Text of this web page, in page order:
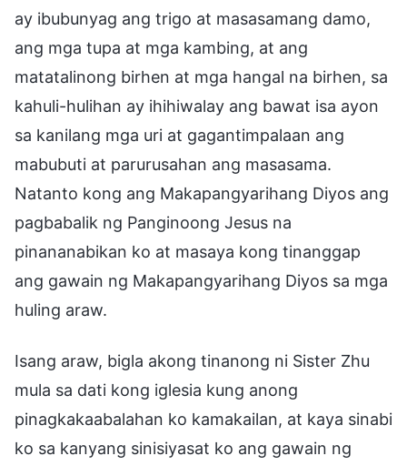
ay ibubunyag ang trigo at masasamang damo,
ang mga tupa at mga kambing, at ang
matatalinong birhen at mga hangal na birhen, sa
kahuli-hulihan ay ihihiwalay ang bawat isa ayon
sa kanilang mga uri at gagantimpalaan ang
mabubuti at parurusahan ang masasama.
Natanto kong ang Makapangyarihang Diyos ang
pagbabalik ng Panginoong Jesus na
pinananabikan ko at masaya kong tinanggap
ang gawain ng Makapangyarihang Diyos sa mga
huling araw.
Isang araw, bigla akong tinanong ni Sister Zhu
mula sa dati kong iglesia kung anong
pinagkakaabalahan ko kamakailan, at kaya sinabi
ko sa kanyang sinisiyasat ko ang gawain ng